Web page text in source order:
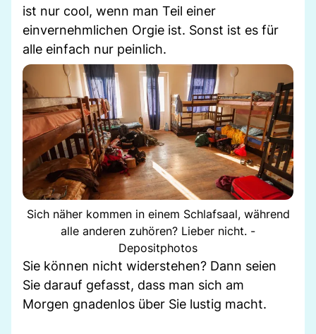
ist nur cool, wenn man Teil einer
einvernehmlichen Orgie ist. Sonst ist es für
alle einfach nur peinlich.
Sich näher kommen in einem Schlafsaal, während
alle anderen zuhören? Lieber nicht. -
Depositphotos
Sie können nicht widerstehen? Dann seien
Sie darauf gefasst, dass man sich am
Morgen gnadenlos über Sie lustig macht.